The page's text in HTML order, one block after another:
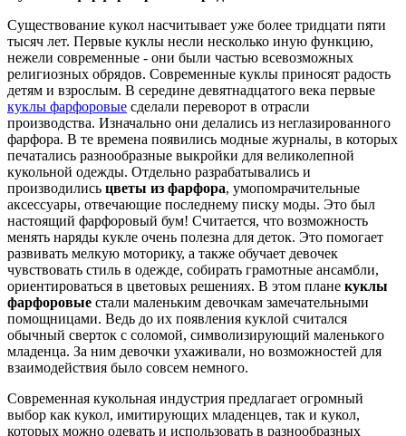
Существование кукол насчитывает уже более тридцати пяти
тысяч лет. Первые куклы несли несколько иную функцию,
нежели современные - они были частью всевозможных
религиозных обрядов. Современные куклы приносят радость
детям и взрослым. В середине девятнадцатого века первые
куклы фарфоровые сделали переворот в отрасли
производства. Изначально они делались из неглазированного
фарфора. В те времена появились модные журналы, в которых
печатались разнообразные выкройки для великолепной
кукольной одежды. Отдельно разрабатывались и
производились цветы из фарфора, умопомрачительные
аксессуары, отвечающие последнему писку моды. Это был
настоящий фарфоровый бум! Считается, что возможность
менять наряды кукле очень полезна для деток. Это помогает
развивать мелкую моторику, а также обучает девочек
чувствовать стиль в одежде, собирать грамотные ансамбли,
ориентироваться в цветовых решениях. В этом плане куклы
фарфоровые стали маленьким девочкам замечательными
помощницами. Ведь до их появления куклой считался
обычный сверток с соломой, символизирующий маленького
младенца. За ним девочки ухаживали, но возможностей для
взаимодействия было совсем немного.
Современная кукольная индустрия предлагает огромный
выбор как кукол, имитирующих младенцев, так и кукол,
которых можно одевать и использовать в разнообразных